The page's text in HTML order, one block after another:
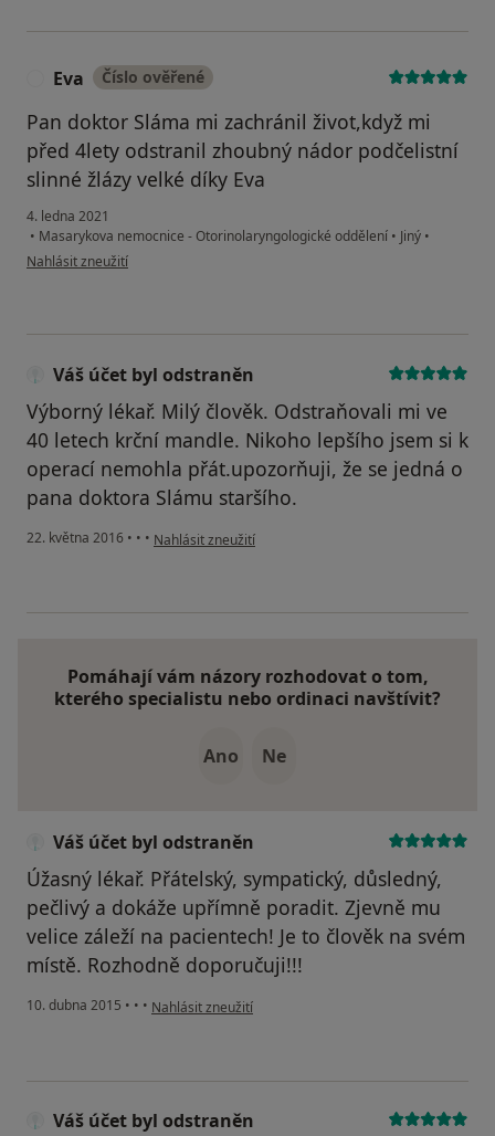
Eva Číslo ověřené
Pan doktor Sláma mi zachránil život,když mi
před 4lety odstranil zhoubný nádor podčelistní
slinné žlázy velké díky Eva
4. ledna 2021
• Masarykova nemocnice - Otorinolaryngologické oddělení • Jiný •
podle názoru uživatele Eva
Nahlásit zneužití
Váš účet byl odstraněn
Výborný lékař. Milý člověk. Odstraňovali mi ve
40 letech krční mandle. Nikoho lepšího jsem si k
operací nemohla přát.upozorňuji, že se jedná o
pana doktora Slámu staršího.
22. května 2016 • • • podle názoru uživatele Váš účet byl odstraněn
Nahlásit zneužití
Pomáhají vám názory rozhodovat o tom,
kterého specialistu nebo ordinaci navštívit?
Ano Ne
Váš účet byl odstraněn
Úžasný lékař. Přátelský, sympatický, důsledný,
pečlivý a dokáže upřímně poradit. Zjevně mu
velice záleží na pacientech! Je to člověk na svém
místě. Rozhodně doporučuji!!!
10. dubna 2015 • • • podle názoru uživatele Váš účet byl odstraněn
Nahlásit zneužití
Váš účet byl odstraněn